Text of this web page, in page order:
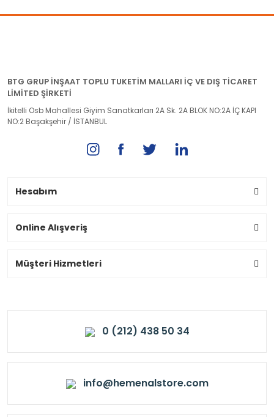
BTG GRUP İNŞAAT TOPLU TUKETİM MALLARI İÇ VE DIŞ TİCARET
LİMİTED ŞİRKETİ
İkitelli Osb Mahallesi Giyim Sanatkarları 2A Sk. 2A BLOK NO:2A İÇ KAPI
NO:2 Başakşehir / İSTANBUL
Hesabım
Online Alışveriş
Müşteri Hizmetleri
0 (212) 438 50 34
info@hemenalstore.com